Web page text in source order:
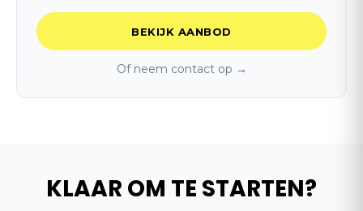
BEKIJK AANBOD
Of neem contact op →
KLAAR OM TE STARTEN?